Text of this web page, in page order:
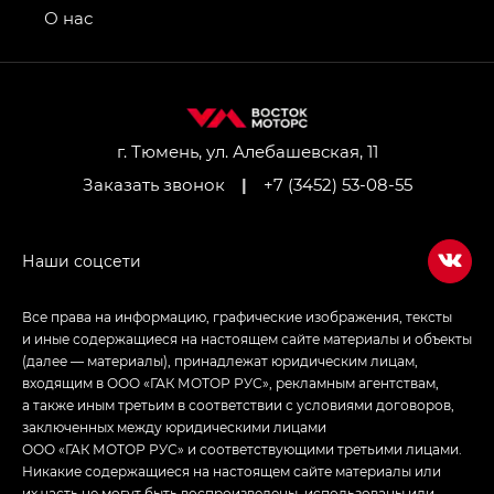
привод — GB AWD, Джи Эль Полный привод —
Джи Икс ПРЕМИУМ — GX PREMIUM, ЛАУНЖ —
LOUNGE
Empow — Эмпау (Empow) в комплектации
г. Тюмень, ул. Алебашевская, 11
Заказать звонок
| +7 (3452) 53-08-55
О нас
Все права на информацию, графические изображения, тексты
и иные содержащиеся на настоящем сайте материалы и объекты
(далее — материалы), принадлежат юридическим лицам,
входящим в ООО «ГАК МОТОР РУС», рекламным агентствам,
а также иным третьим в соответствии с условиями договоров,
заключенных между юридическими лицами
ООО «ГАК МОТОР РУС» и соответствующими третьими лицами.
Никакие содержащиеся на настоящем сайте материалы или